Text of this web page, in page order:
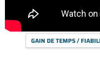
GAIN DE TEMPS /